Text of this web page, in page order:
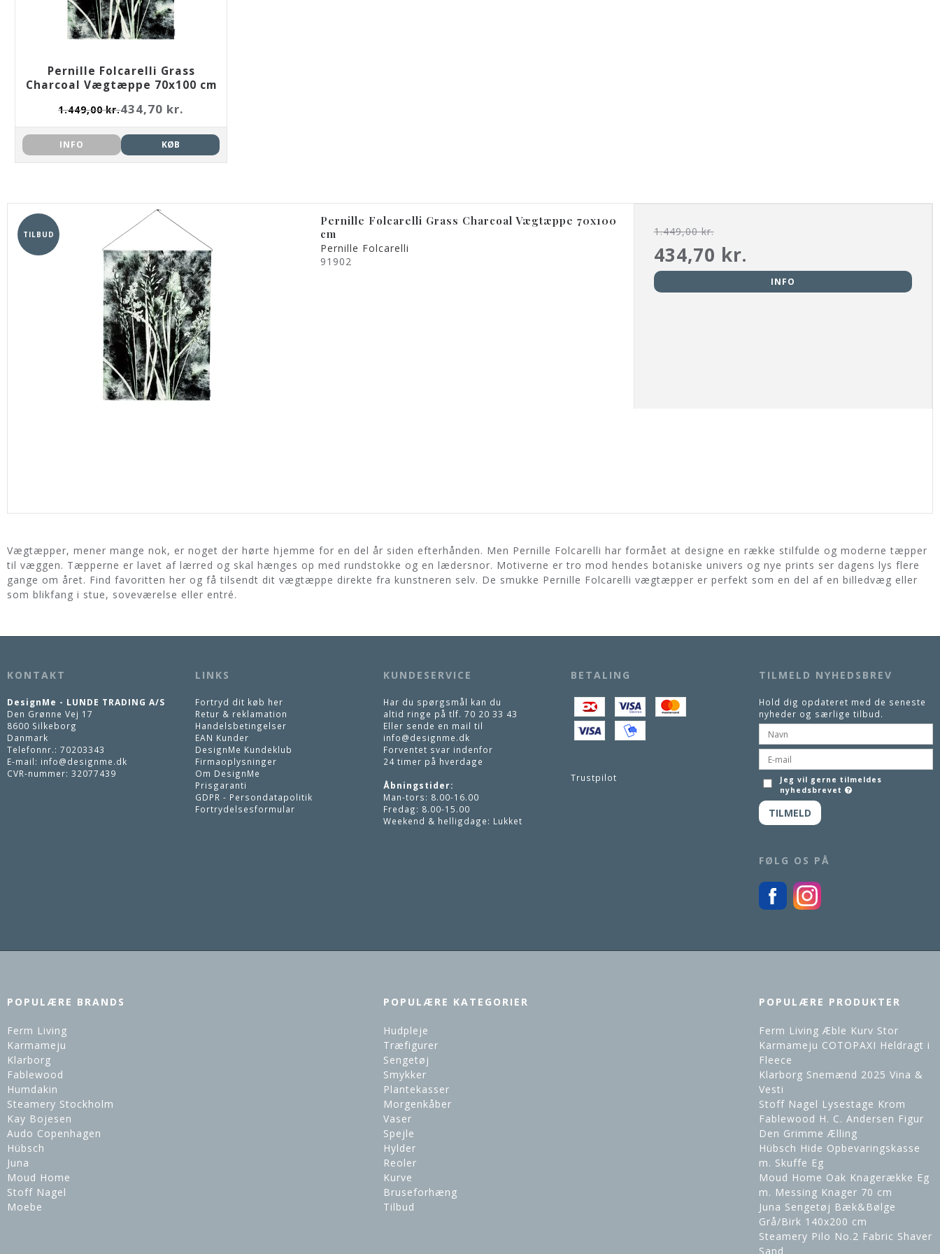
Pernille Folcarelli Grass
Charcoal Vægtæppe 70x100 cm
1.449,00 kr.434,70 kr.
INFO KØB
TILBUD
Pernille Folcarelli Grass Charcoal Vægtæppe 70x100
cm
Pernille Folcarelli
91902
1.449,00 kr.
434,70 kr.
INFO
Vægtæpper, mener mange nok, er noget der hørte hjemme for en del år siden efterhånden. Men Pernille Folcarelli har formået at designe en række stilfulde og moderne tæpper
til væggen. Tæpperne er lavet af lærred og skal hænges op med rundstokke og en lædersnor. Motiverne er tro mod hendes botaniske univers og nye prints ser dagens lys flere
gange om året. Find favoritten her og få tilsendt dit vægtæppe direkte fra kunstneren selv. De smukke Pernille Folcarelli vægtæpper er perfekt som en del af en billedvæg eller
som blikfang i stue, soveværelse eller entré.
KONTAKT
DesignMe - LUNDE TRADING A/S
Den Grønne Vej 17
8600 Silkeborg
Danmark
Telefonnr.: 70203343
E-mail: info@designme.dk
CVR-nummer: 32077439
LINKS
Fortryd dit køb her
Retur & reklamation
Handelsbetingelser
EAN Kunder
DesignMe Kundeklub
Firmaoplysninger
Om DesignMe
Prisgaranti
GDPR - Persondatapolitik
Fortrydelsesformular
KUNDESERVICE
Har du spørgsmål kan du
altid ringe på tlf. 70 20 33 43
Eller sende en mail til
info@designme.dk
Forventet svar indenfor
24 timer på hverdage
Åbningstider:
Man-tors: 8.00-16.00
Fredag: 8.00-15.00
Weekend & helligdage: Lukket
BETALING
Trustpilot
TILMELD NYHEDSBREV
Hold dig opdateret med de seneste
nyheder og særlige tilbud.
Jeg vil gerne tilmeldes
nyhedsbrevet
TILMELD
FØLG OS PÅ
POPULÆRE BRANDS
Ferm Living
Karmameju
Klarborg
Fablewood
Humdakin
Steamery Stockholm
Kay Bojesen
Audo Copenhagen
Hübsch
Juna
Moud Home
Stoff Nagel
Moebe
POPULÆRE KATEGORIER
Hudpleje
Træfigurer
Sengetøj
Smykker
Plantekasser
Morgenkåber
Vaser
Spejle
Hylder
Reoler
Kurve
Bruseforhæng
Tilbud
POPULÆRE PRODUKTER
Ferm Living Æble Kurv Stor
Karmameju COTOPAXI Heldragt i
Fleece
Klarborg Snemænd 2025 Vina &
Vesti
Stoff Nagel Lysestage Krom
Fablewood H. C. Andersen Figur
Den Grimme Ælling
Hübsch Hide Opbevaringskasse
m. Skuffe Eg
Moud Home Oak Knagerække Eg
m. Messing Knager 70 cm
Juna Sengetøj Bæk&Bølge
Grå/Birk 140x200 cm
Steamery Pilo No.2 Fabric Shaver
Sand